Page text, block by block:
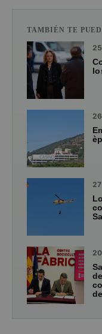
TAMBIÉN TE